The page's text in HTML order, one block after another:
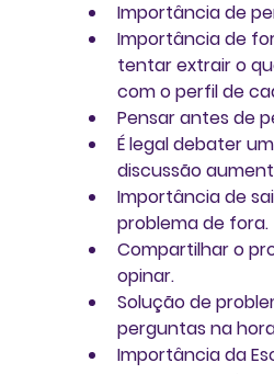
Importância de
Importância de
tentar extrair o
com o perfil de
Pensar antes de
É legal debater
discussão
Importância de
problema de fora.
Compartilhar o
opinar.
Solução de
perguntas na
Importância da